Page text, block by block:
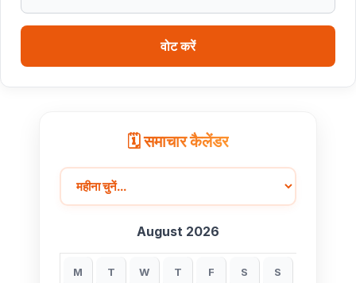
वोट करें
🗓️ समाचार कैलेंडर
August 2026
M T W T F S S